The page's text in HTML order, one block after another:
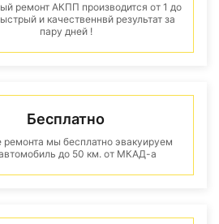
ремонт АКПП производится от 1 до
и качественнвй результат за
пару дней !
Бесплатно
ремонта мы бесплатно эвакуируем
до 50 км. от МКАД-а